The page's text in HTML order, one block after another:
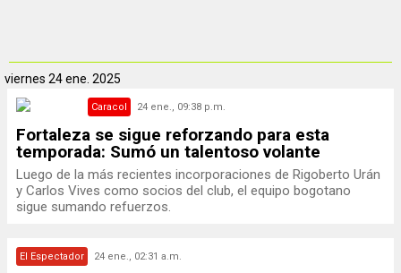
viernes 24 ene. 2025
Caracol 24 ene., 09:38 p.m.
Fortaleza se sigue reforzando para esta
temporada: Sumó un talentoso volante
Luego de la más recientes incorporaciones de Rigoberto Urán
y Carlos Vives como socios del club, el equipo bogotano
sigue sumando refuerzos.
El Espectador 24 ene., 02:31 a.m.